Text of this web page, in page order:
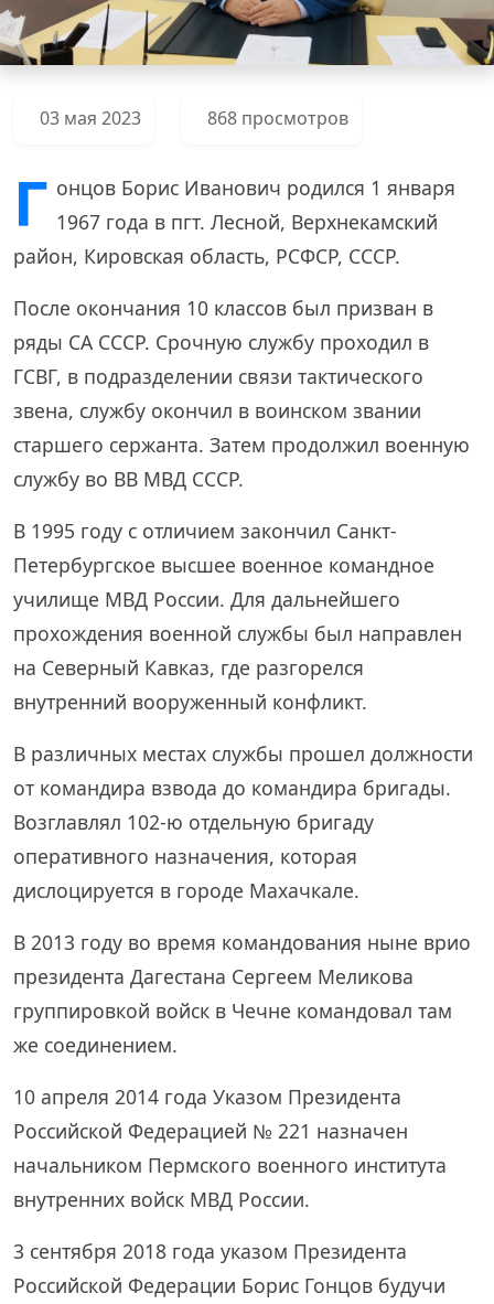
03 мая 2023 868 просмотров
Г онцов Борис Иванович родился 1 января
1967 года в пгт. Лесной, Верхнекамский
район, Кировская область, РСФСР, СССР.
После окончания 10 классов был призван в
ряды СА СССР. Срочную службу проходил в
ГСВГ, в подразделении связи тактического
звена, службу окончил в воинском звании
старшего сержанта. Затем продолжил военную
службу во ВВ МВД СССР.
В 1995 году с отличием закончил Санкт-
Петербургское высшее военное командное
училище МВД России. Для дальнейшего
прохождения военной службы был направлен
на Северный Кавказ, где разгорелся
внутренний вооруженный конфликт.
В различных местах службы прошел должности
от командира взвода до командира бригады.
Возглавлял 102-ю отдельную бригаду
оперативного назначения, которая
дислоцируется в городе Махачкале.
В 2013 году во время командования ныне врио
президента Дагестана Сергеем Меликова
группировкой войск в Чечне командовал там
же соединением.
10 апреля 2014 года Указом Президента
Российской Федерацией № 221 назначен
начальником Пермского военного института
внутренних войск МВД России.
3 сентября 2018 года указом Президента
Российской Федерации Борис Гонцов будучи